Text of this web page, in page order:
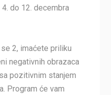
do 12. decembra
2, imaćete priliku
negativnih obrazaca
pozitivnim stanjem
Program će vam